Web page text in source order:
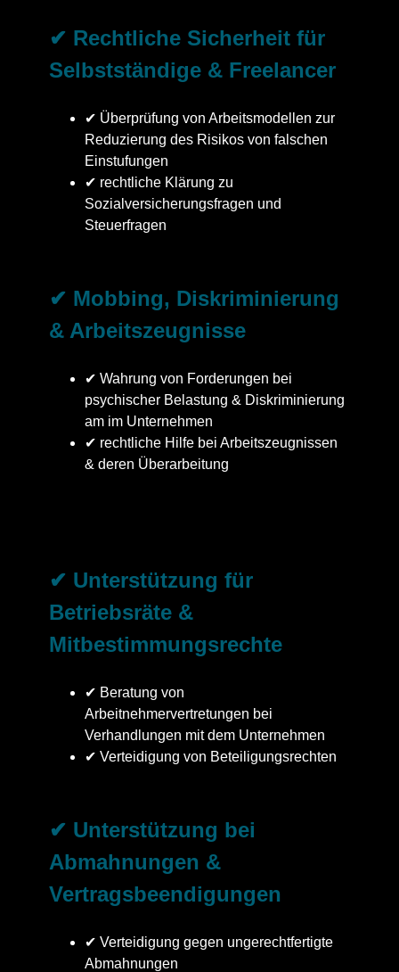
✔ Rechtliche Sicherheit für
Selbstständige & Freelancer
✔ Überprüfung von Arbeitsmodellen zur
Reduzierung des Risikos von falschen
Einstufungen
✔ rechtliche Klärung zu
Sozialversicherungsfragen und
Steuerfragen
✔ Mobbing, Diskriminierung
& Arbeitszeugnisse
✔ Wahrung von Forderungen bei
psychischer Belastung & Diskriminierung
am im Unternehmen
✔ rechtliche Hilfe bei Arbeitszeugnissen
& deren Überarbeitung
✔ Unterstützung für
Betriebsräte &
Mitbestimmungsrechte
✔ Beratung von
Arbeitnehmervertretungen bei
Verhandlungen mit dem Unternehmen
✔ Verteidigung von Beteiligungsrechten
✔ Unterstützung bei
Abmahnungen &
Vertragsbeendigungen
✔ Verteidigung gegen ungerechtfertigte
Abmahnungen